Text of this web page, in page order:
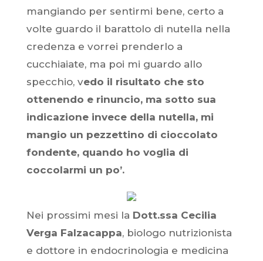
mangiando per sentirmi bene, certo a
volte guardo il barattolo di nutella nella
credenza e vorrei prenderlo a
cucchiaiate, ma poi mi guardo allo
specchio, vedo il risultato che sto
ottenendo e rinuncio, ma sotto sua
indicazione invece della nutella, mi
mangio un pezzettino di cioccolato
fondente, quando ho voglia di
coccolarmi un po’.
Nei prossimi mesi la Dott.ssa Cecilia
Verga Falzacappa, biologo nutrizionista
e dottore in endocrinologia e medicina